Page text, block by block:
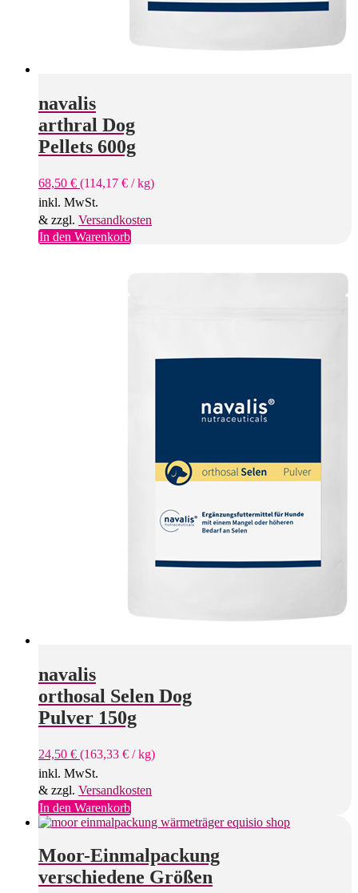
navalis
arthral Dog
Pellets 600g
68,50 € (114,17 € /kg)
inkl. MwSt.
& zzgl. Versandkosten
In den Warenkorb
navalis
orthosal Selen Dog
Pulver 150g
24,50 € (163,33 € /kg)
inkl. MwSt.
& zzgl. Versandkosten
In den Warenkorb
Moor-Einmalpackung
verschiedene Größen